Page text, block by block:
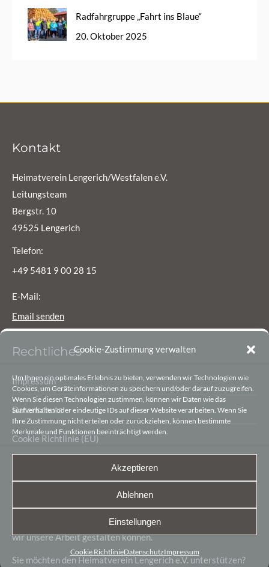
Cookie-Zustimmung verwalten
Um Ihnen ein optimales Erlebnis zu bieten, verwenden wir Technologien wie
Cookies, um Geräteinformationen zu speichern und/oder darauf zuzugreifen.
Wenn Sie diesen Technologien zustimmen, können wir Daten wie das
Surfverhalten oder eindeutige IDs auf dieser Website verarbeiten. Wenn Sie
Ihre Zustimmung nicht erteilen oder zurückziehen, können bestimmte
Merkmale und Funktionen beeinträchtigt werden.
Akzeptieren
Ablehnen
Einstellungen
Cookie RichtlinieDatenschutzImpressum
Radfahrgruppe „Fahrt ins Blaue“
20. Oktober 2025
Kontakt
Heimatverein Lengerich/Westfalen e.V.
Leitungsteam
Bergstr. 10
49525 Lengerich
Telefon:
+49 5481 9 00 28 15
E-Mail:
Email senden
Rechtliches
Impressum
Datenschutz
Cookie Richtlinie (EU)
Begeisterung. Die letzten 10% sind finanzielle Mittel, damit
wir unsere Arbeit gestalten können.
Sie möchten den Heimatverein Lengerich e.V. unterstützen?